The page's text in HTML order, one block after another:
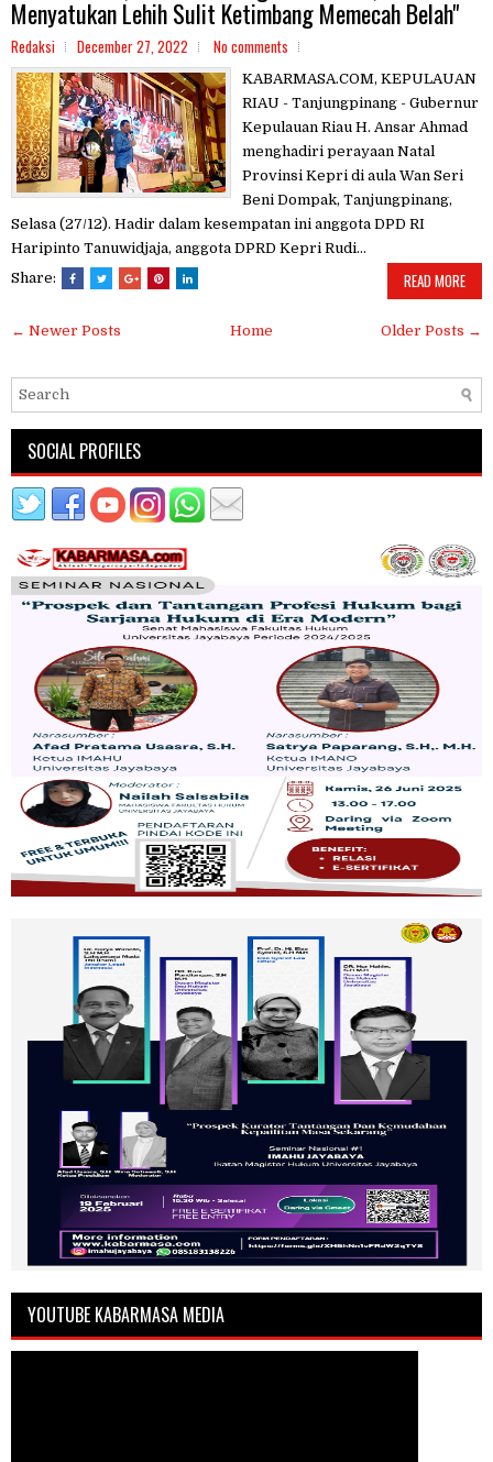
Menyatukan Lehih Sulit Ketimbang Memecah Belah"
Redaksi December 27, 2022 No comments
KABARMASA.COM, KEPULAUAN
RIAU - Tanjungpinang - Gubernur
Kepulauan Riau H. Ansar Ahmad
menghadiri perayaan Natal
Provinsi Kepri di aula Wan Seri
Beni Dompak, Tanjungpinang,
Selasa (27/12). Hadir dalam kesempatan ini anggota DPD RI
Haripinto Tanuwidjaja, anggota DPRD Kepri Rudi...
Share:
READ MORE
← Newer Posts Older Posts →
Home
SOCIAL PROFILES
YOUTUBE KABARMASA MEDIA